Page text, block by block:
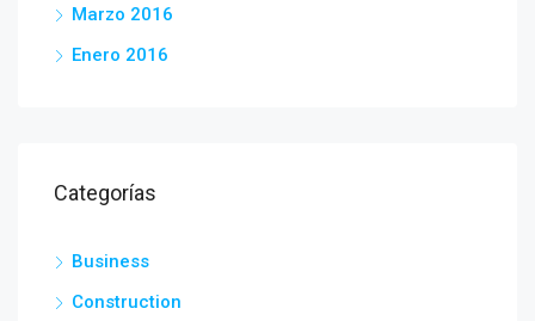
Marzo 2016
Enero 2016
Categorías
Business
Construction